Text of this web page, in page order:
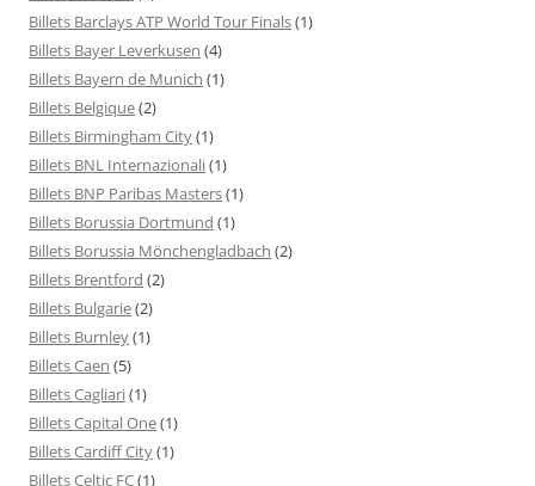
Billets Barclays ATP World Tour Finals(1)
Billets Bayer Leverkusen (4)
Billets Bayern de Munich (1)
Billets Belgique(2)
Billets Birmingham City(1)
Billets BNL Internazionali(1)
Billets BNP Paribas Masters(1)
Billets Borussia Dortmund (1)
Billets Borussia Mönchengladbach (2)
Billets Brentford (2)
Billets Bulgarie(2)
Billets Burnley(1)
Billets Caen (5)
Billets Cagliari(1)
Billets Capital One(1)
Billets Cardiff City(1)
Billets Celtic FC(1)